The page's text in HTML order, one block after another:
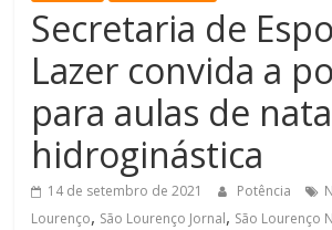
Secretaria de
Lazer convida a
para aulas de
hidroginástica
14 de setembro de 2021 Potência
Lourenço, São Lourenço Jornal, São Lourenço